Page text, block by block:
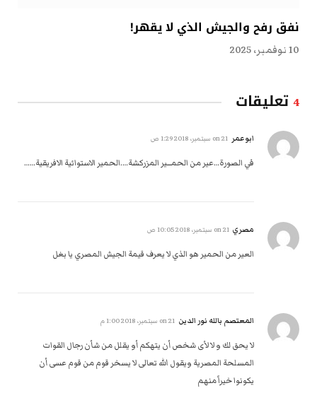
نفق رفح والجيش الذي لا يقهر!
10 نوفمبر، 2025
4تعليقات
ابوعمر 21 سبتمبر، 2018 1:29 ص
في الصورة…عير من الحمـــير المزركشة….الحمير الاستوائية الافريقية……
مصري 21 سبتمبر، 2018 10:05 ص
العير من الحمير هو الذي لا يعرف قيمة الجيش المصري يا بغل
المعتصم بالله نور الدين 21 سبتمبر، 2018 1:00 م
لا يحق لك و لا لأى شخص أن يتهكم أو يقلل من شأن رجال القوات
المسلحة المصرية ويقول الله تعالى لا يسخر قوم من قوم عسى أن
يكونوا خيراً منهم